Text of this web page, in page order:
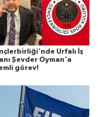
Urfalı İş
Şevder Oyman'a
görev!